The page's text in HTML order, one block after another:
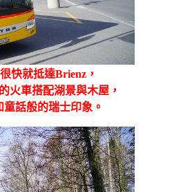
快就抵達Brienz，
火車搭配湖景與木屋，
話般的瑞士印象。